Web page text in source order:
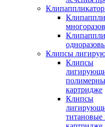
Клипсы
Клипсы
картридже
Клипсы
титановые